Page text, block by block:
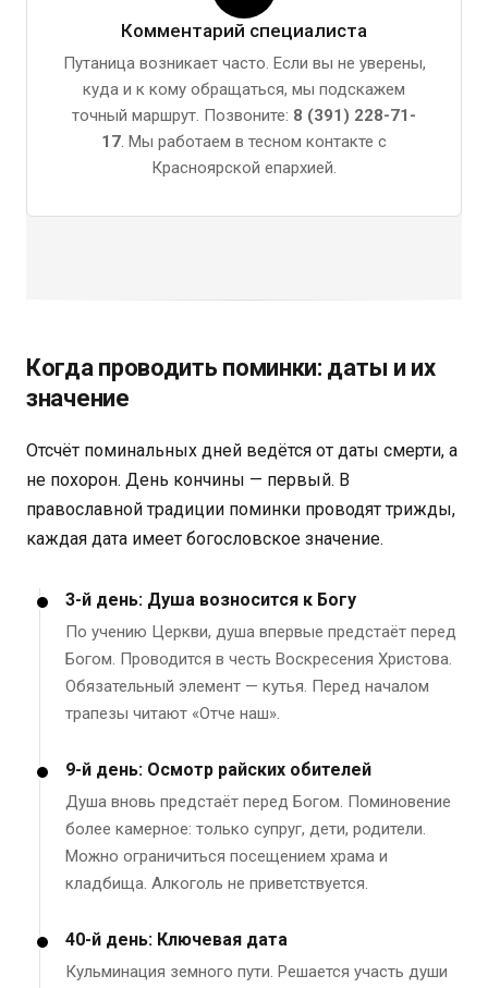
Комментарий специалиста
Путаница возникает часто. Если вы не уверены,
куда и к кому обращаться, мы подскажем
точный маршрут. Позвоните: 8 (391) 228-71-
17. Мы работаем в тесном контакте с
Красноярской епархией.
Когда проводить поминки: даты и их
значение
Отсчёт поминальных дней ведётся от даты смерти, а
не похорон. День кончины — первый. В
православной традиции поминки проводят трижды,
каждая дата имеет богословское значение.
3-й день: Душа возносится к Богу
По учению Церкви, душа впервые предстаёт перед
Богом. Проводится в честь Воскресения Христова.
Обязательный элемент — кутья. Перед началом
трапезы читают «Отче наш».
9-й день: Осмотр райских обителей
Душа вновь предстаёт перед Богом. Поминовение
более камерное: только супруг, дети, родители.
Можно ограничиться посещением храма и
кладбища. Алкоголь не приветствуется.
40-й день: Ключевая дата
Кульминация земного пути. Решается участь души